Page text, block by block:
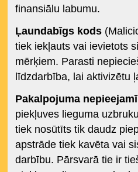
finansiālu labumu.
Ļaundabīgs kods
tiek iekļauts vai ievietots
mērķiem. Parasti
līdzdarbība, lai aktivizētu
Pakalpojuma
piekļuves lieguma
tiek nosūtīts tik daudz
apstrāde tiek kavēta vai
darbību. Pārsvarā tie ir